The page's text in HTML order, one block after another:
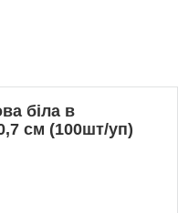
біла в
см (100шт/уп)